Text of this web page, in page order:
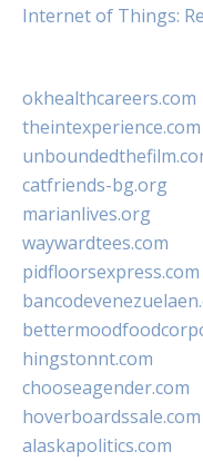
Internet of Things:
okhealthcareers.com
theintexperience.com
catfriends-bg.org
marianlives.org
waywardtees.com
pidfloorsexpress.com
hingstonnt.com
chooseagender.com
hoverboardssale.com
alaskapolitics.com